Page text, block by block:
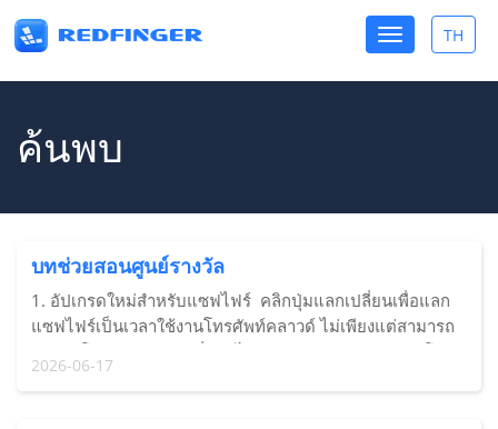
Toggle
TH
Toggle
navigation
ค้นพบ
บทช่วยสอนศูนย์รางวัล
1. อัปเกรดใหม่สำหรับแซฟไฟร์ คลิกปุ่มแลกเปลี่ยนเพื่อแลก
แซฟไฟร์เป็นเวลาใช้งานโทรศัพท์คลาวด์ ไม่เพียงแต่สามารถ
ศัพท์คลาวด์เครื่องใหม่ได้อีกด้วย
2026-06-17